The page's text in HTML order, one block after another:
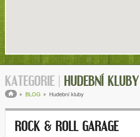
KATEGORIE | HUDEBNÍ KLUBY
Drobečková navigace
BLOG Hudební kluby
ROCK & ROLL GARAGE